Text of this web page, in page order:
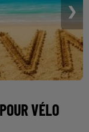
❯
VÉLO